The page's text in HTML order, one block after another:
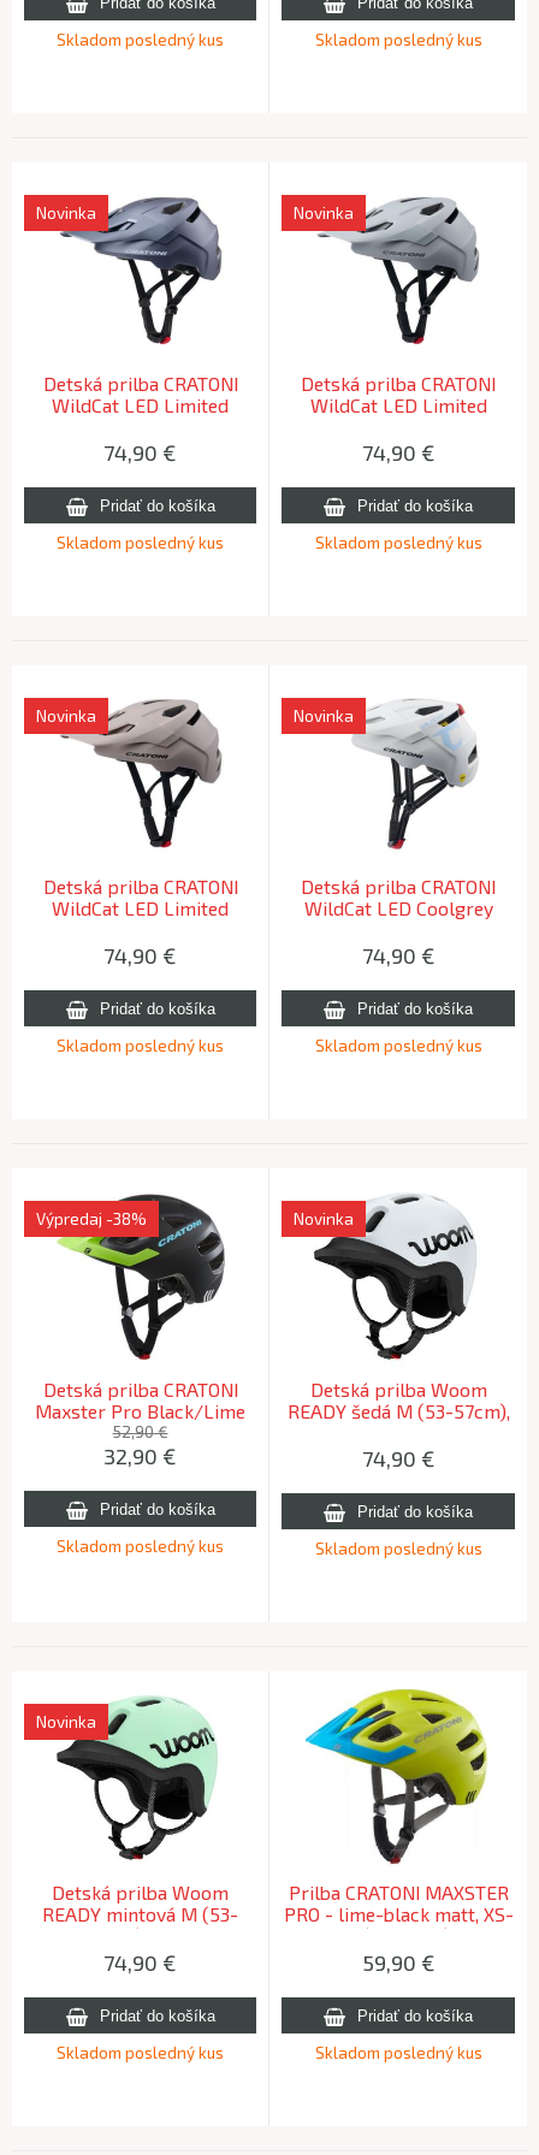
Skladom posledný kus Skladom posledný kus
Detská prilba CRATONI
WildCat LED Limited
(49-56 cm) 2026
Novinka
74,90 €
Skladom posledný kus
Detská prilba CRATONI
WildCat LED Limited
(49-56 cm) 2026
Novinka
74,90 €
Skladom posledný kus
Detská prilba CRATONI
WildCat LED Limited
M (49-56 cm) 2026
Novinka
74,90 €
Skladom posledný kus
Detská prilba CRATONI
WildCat LED Coolgrey
2026
Novinka
74,90 €
Skladom posledný kus
Detská prilba CRATONI
Maxster Pro Black/Lime
Matt - XS/S (46-51cm)
Výpredaj -38%
52,90 €
32,90 €
Skladom posledný kus
Detská prilba Woom
READY šedá M (53-57cm),
Novinka
74,90 €
Skladom posledný kus
Detská prilba Woom
READY mintová M (53-
57cm), Mint
Novinka
74,90 €
Skladom posledný kus
Prilba CRATONI MAXSTER
PRO - lime-black matt, XS-
S (46-51cm)
59,90 €
Skladom posledný kus